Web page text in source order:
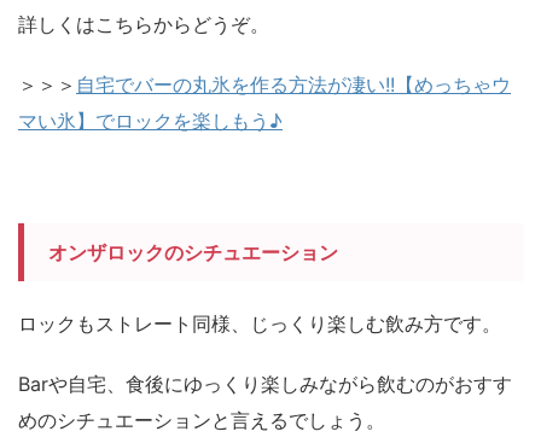
詳しくはこちらからどうぞ。
＞＞＞ 自宅でバーの丸氷を作る方法が凄い!!【めっちゃウ
マい氷】でロックを楽しもう♪
オンザロックのシチュエーション
ロックもストレート同様、じっくり楽しむ飲み方です。
Barや自宅、食後にゆっくり楽しみながら飲むのがおすす
めのシチュエーションと言えるでしょう。